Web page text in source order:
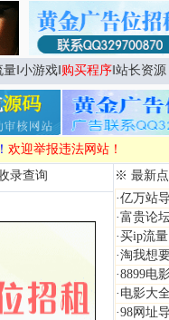
量 小游戏 购买程序 站长资源
欢迎举报违法网站！
录查询
※ 最新
·亿万站
·富贵论
·买ip流量
·淘我想
·8899电
· 电影大
·98网址